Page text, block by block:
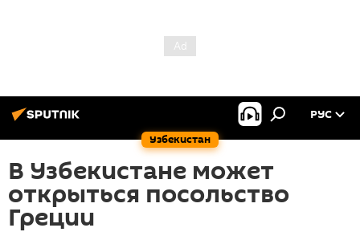
Узбекистан
РУС
В Узбекистане может
открыться посольство
Греции